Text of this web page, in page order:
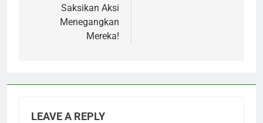
Saksikan Aksi
Menegangkan
Mereka!
LEAVE A REPLY